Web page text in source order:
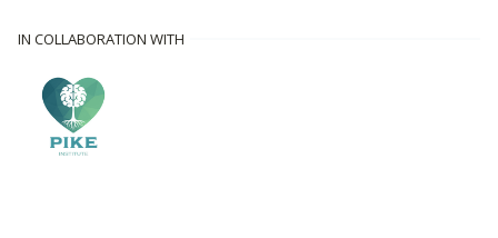
IN COLLABORATION WITH